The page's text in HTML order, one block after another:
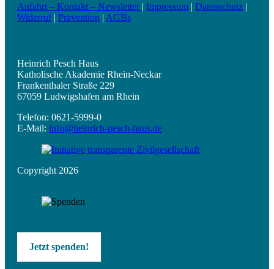
Anfahrt – Kontakt – Newsletter | Impressum | Datenschutz |
Widerruf| Prävention | AGBs
Heinrich Pesch Haus
Katholische Akademie Rhein-Neckar
Frankenthaler Straße 229
67059 Ludwigshafen am Rhein
Telefon: 0621-5999-0
E-Mail: info@heinrich-pesch-haus.de
Copyright 2026
Jetzt spenden!